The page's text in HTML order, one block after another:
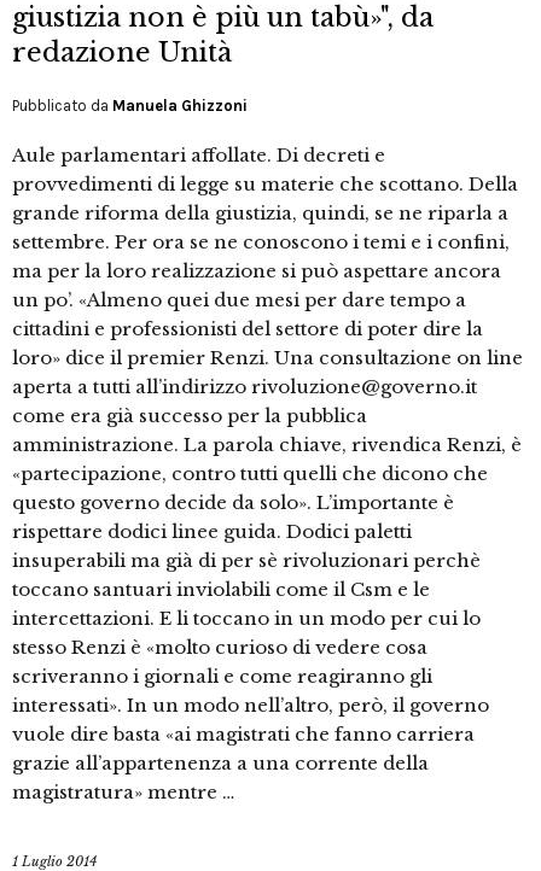
giustizia non è più un tabù»", da
redazione Unità
Pubblicato da Manuela Ghizzoni
Aule parlamentari affollate. Di decreti e
provvedimenti di legge su materie che scottano. Della
grande riforma della giustizia, quindi, se ne riparla a
settembre. Per ora se ne conoscono i temi e i confini,
ma per la loro realizzazione si può aspettare ancora
un po’. «Almeno quei due mesi per dare tempo a
cittadini e professionisti del settore di poter dire la
loro» dice il premier Renzi. Una consultazione on line
aperta a tutti all’indirizzo rivoluzione@governo.it
come era già successo per la pubblica
amministrazione. La parola chiave, rivendica Renzi, è
«partecipazione, contro tutti quelli che dicono che
questo governo decide da solo». L’importante è
rispettare dodici linee guida. Dodici paletti
insuperabili ma già di per sè rivoluzionari perchè
toccano santuari inviolabili come il Csm e le
intercettazioni. E li toccano in un modo per cui lo
stesso Renzi è «molto curioso di vedere cosa
scriveranno i giornali e come reagiranno gli
interessati». In un modo nell’altro, però, il governo
vuole dire basta «ai magistrati che fanno carriera
grazie all’appartenenza a una corrente della
magistratura» mentre …
1 Luglio 2014